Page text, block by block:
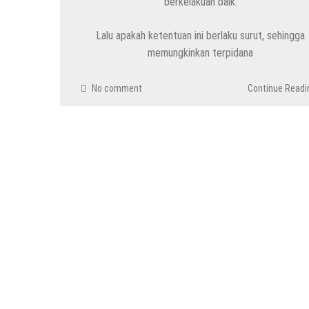
Lalu apakah ketentuan ini berlaku surut, sehingga
memungkinkan terpidana
No comment Continue